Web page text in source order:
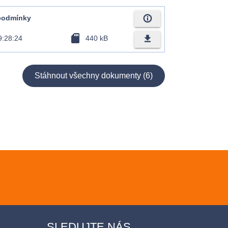
sd_card 440 kB
info_outline
file_download
Stáhnout všechny dokumenty (6)